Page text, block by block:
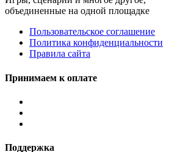
объединенные на одной площадке
Пользовательское соглашение
Политика конфиденциальности
Правила сайта
Принимаем к оплате
Поддержка